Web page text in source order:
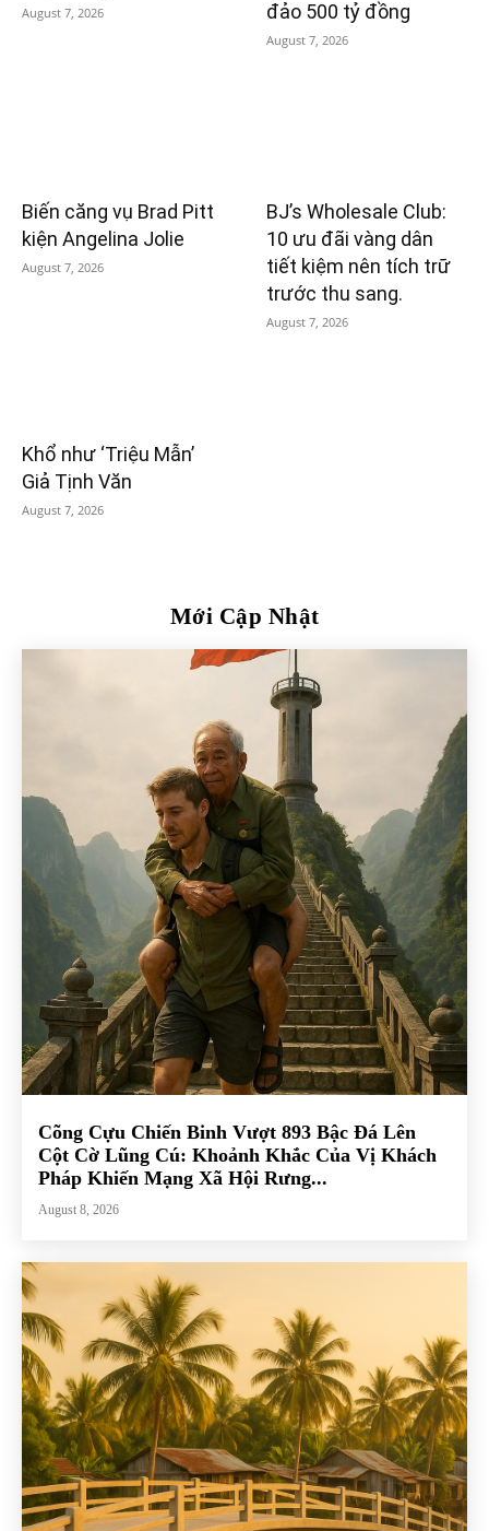
August 7, 2026
đảo 500 tỷ đồng
August 7, 2026
Biến căng vụ Brad Pitt
kiện Angelina Jolie
August 7, 2026
BJ’s Wholesale Club:
10 ưu đãi vàng dân
tiết kiệm nên tích trữ
trước thu sang.
August 7, 2026
Khổ như ‘Triệu Mẫn’
Giả Tịnh Văn
August 7, 2026
Mới Cập Nhật
Cõng Cựu Chiến Binh Vượt 893 Bậc Đá Lên
Cột Cờ Lũng Cú: Khoảnh Khắc Của Vị Khách
Pháp Khiến Mạng Xã Hội Rưng...
August 8, 2026